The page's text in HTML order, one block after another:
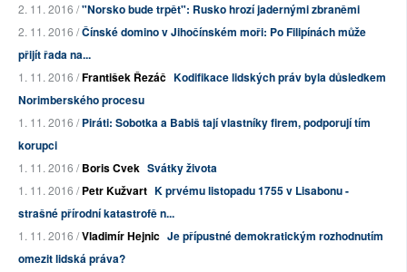
2. 11. 2016 /"Norsko bude trpět": Rusko hrozí jadernými zbraněmi
2. 11. 2016 /Čínské domino v Jihočínském moři: Po Filipínách může
přijít řada na...
1. 11. 2016 /František Řezáč Kodifikace lidských práv byla důsledkem
Norimberského procesu
1. 11. 2016 /Piráti: Sobotka a Babiš tají vlastníky firem, podporují tím
korupci
1. 11. 2016 /Boris Cvek Svátky života
1. 11. 2016 /Petr Kužvart K prvému listopadu 1755 v Lisabonu -
strašné přírodní katastrofě n...
1. 11. 2016 /Vladimír Hejnic Je přípustné demokratickým rozhodnutím
omezit lidská práva?